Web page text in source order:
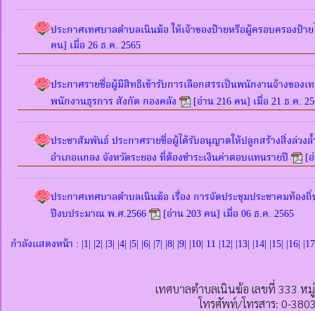
ประกาศเทศบาลตำบลเนินฆ้อ ให้เจ้าของป้ายหรือผู้ครอบครองป้
คน] เมื่อ 26 ธ.ค. 2565
ประกาศรายชื่อผู้มีสิทธิเข้ารับการเลือกสรรเป็นพนักงานจ้างขอ
พนักงานธุรการ สังกัด กองคลัง
[อ่าน 216 คน] เมื่อ 21 ธ.ค.
ประชาสัมพันธ์ ประกาศรายชื่อผู้ได้รับอนุญาตให้ปลูกสร้างสิ่งล่วง
อำเภอแกลง จังหวัดระยอง ที่ต้องชำระเงินค่าตอบแทนรายปี
[
ประกาศเทศบาลตำบลเนินฆ้อ เรื่อง การจัดประชุมประชาคมท้อ
ปีงบประมาณ พ.ศ.2566
[อ่าน 203 คน] เมื่อ 06 ธ.ค. 2565
กำลังแสดงหน้า : |1| |2| |3| |4| |5| |6| |7| |8| |9| |10| 11 |12| |13| |14| |15| |16| |17
เทศบาลตำบลเนินฆ้อ เลขที่ 333 ห
โทรศัพท์/โทรสาร: 0-